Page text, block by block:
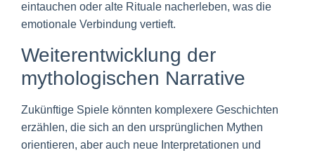
eintauchen oder alte Rituale nacherleben, was die
emotionale Verbindung vertieft.
Weiterentwicklung der
mythologischen Narrative
Zukünftige Spiele könnten komplexere Geschichten
erzählen, die sich an den ursprünglichen Mythen
orientieren, aber auch neue Interpretationen und